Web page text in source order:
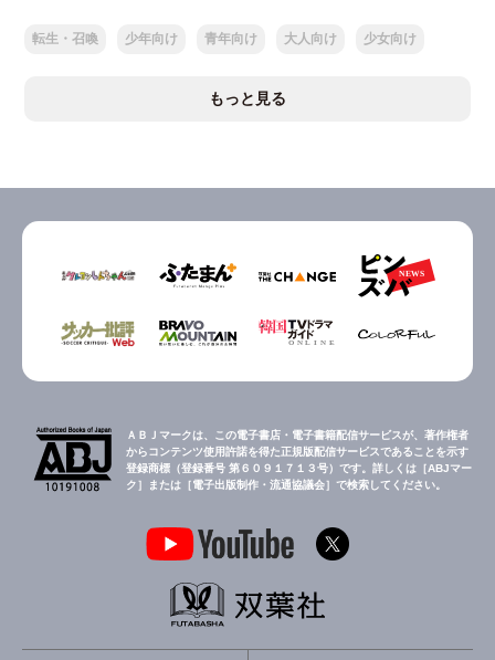
転生・召喚 少年向け 青年向け 大人向け 少女向け
もっと見る
ＡＢＪマークは、この電子書店・電子書籍配信サービスが、著作権者
からコンテンツ使用許諾を得た正規版配信サービスであることを示す
登録商標（登録番号 第６０９１７１３号）です。詳しくは［ABJマー
ク］または［電子出版制作・流通協議会］で検索してください。